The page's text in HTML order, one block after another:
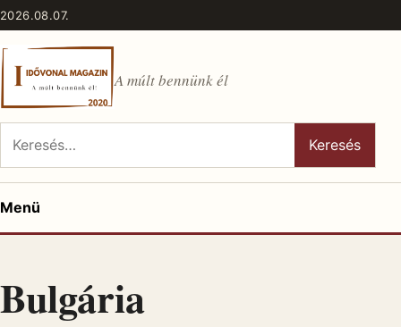
Ugrás a tartalomhoz
2026.08.07.
A múlt bennünk él
Keresés:
Keresés
Menü
Bulgária